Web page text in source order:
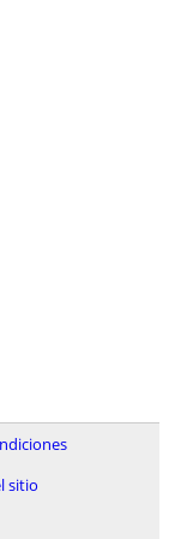
sitio